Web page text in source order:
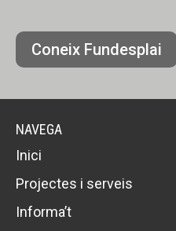
Coneix Fundesplai
NAVEGA
Inici
Projectes i serveis
Informa’t